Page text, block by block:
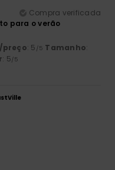
Compra verificada
para o verão
preço: 5 /5 Tamanho:
: 5/5